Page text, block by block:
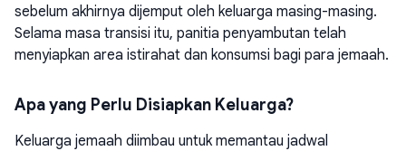
sebelum akhirnya dijemput oleh keluarga masing-masing.
Selama masa transisi itu, panitia penyambutan telah
menyiapkan area istirahat dan konsumsi bagi para jemaah.
Apa yang Perlu Disiapkan Keluarga?
Keluarga jemaah diimbau untuk memantau jadwal